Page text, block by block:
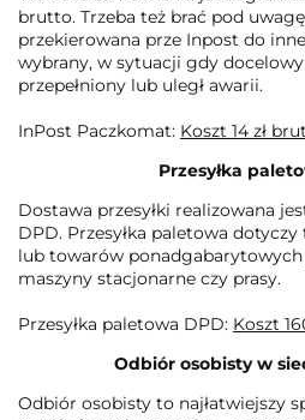
brutto. Trzeba też brać pod
przekierowana prze Inpost do
wybrany, w sytuacji gdy
przepełniony lub uległ awarii.
InPost Paczkomat: Koszt 14 zł
Przesyłka
Dostawa przesyłki realizowana
DPD. Przesyłka paletowa
lub towarów
maszyny stacjonarne czy prasy.
Przesyłka paletowa DPD: Koszt
Odbiór osobisty w
Odbiór osobisty ­to najłatwiejszy